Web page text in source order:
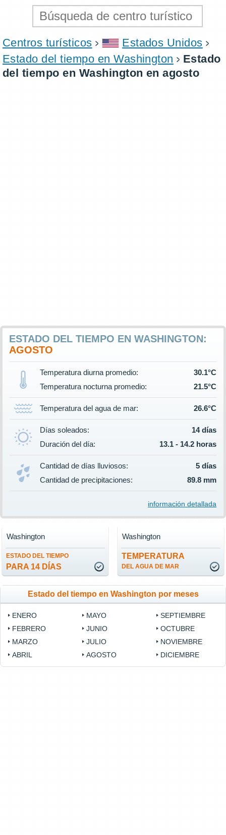
Centros turísticos
Estados Unidos
Estado del tiempo en Washington
Estado
del tiempo en Washington en agosto
ESTADO DEL TIEMPO EN WASHINGTON:
AGOSTO
Temperatura diurna promedio:
30.1°C
Temperatura nocturna promedio:
21.5°C
Temperatura del agua de mar: 26.6°C
Días soleados:
14 días
Duración del día:
13.1 - 14.2 horas
Cantidad de días lluviosos:
5 días
Cantidad de precipitaciones:
89.8 mm
información detallada
ESTADO DEL TIEMPO
PARA 14 DÍAS
Washington
TEMPERATURA
DEL AGUA DE MAR
Washington
Estado del tiempo en Washington por meses
ENERO
FEBRERO
MARZO
ABRIL
MAYO
JUNIO
JULIO
AGOSTO
SEPTIEMBRE
OCTUBRE
NOVIEMBRE
DICIEMBRE